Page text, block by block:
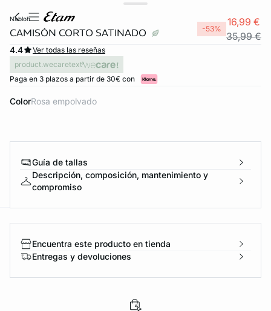
nabloh
CAMISÓN CORTO SATINADO -53%
16,99 €
35,99 €
4.4
Ver todas las reseñas
product.wecaretext
Paga en 3 plazos a partir de 30€ con
Color rosa empolvado
Guía de tallas
Descripción, composición, mantenimiento y
compromiso
Encuentra este producto en tienda
Entregas y devoluciones